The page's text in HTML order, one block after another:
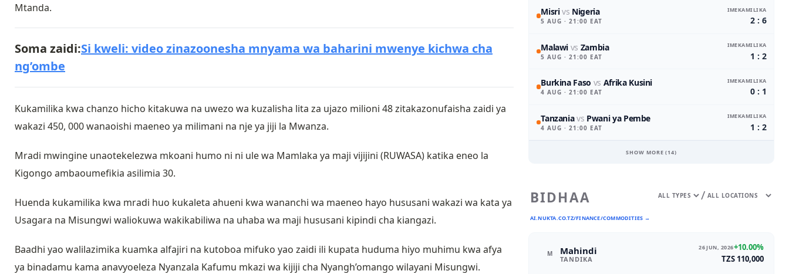
Mtanda.
Soma zaidi:Si kweli: video zinazoonesha mnyama wa baharini mwenye kichwa cha
ng’ombe
Kukamilika kwa chanzo hicho kitakuwa na uwezo wa kuzalisha lita za ujazo milioni 48 zitakazonufaisha zaidi ya
wakazi 450, 000 wanaoishi maeneo ya milimani na nje ya jiji la Mwanza.
Mradi mwingine unaotekelezwa mkoani humo ni ni ule wa Mamlaka ya maji vijijini (RUWASA) katika eneo la
Kigongo ambaoumefikia asilimia 30.
Huenda kukamilika kwa mradi huo kukaleta ahueni kwa wananchi wa maeneo hayo hususani wakazi wa kata ya
Usagara na Misungwi waliokuwa wakikabiliwa na uhaba wa maji hususani kipindi cha kiangazi.
Baadhi yao walilazimika kuamka alfajiri na kutoboa mifuko yao zaidi ili kupata huduma hiyo muhimu kwa afya
ya binadamu kama anavyoeleza Nyanzala Kafumu mkazi wa kijiji cha Nyangh’omango wilayani Misungwi.
Misrivs Nigeria
5 AUG · 21:00 EAT
IMEKAMILIKA
2 : 6
Malawi vs Zambia
5 AUG · 21:00 EAT
IMEKAMILIKA
1 : 2
Burkina Faso vs Afrika Kusini
4 AUG · 21:00 EAT
IMEKAMILIKA
0 : 1
Tanzaniavs Pwani ya Pembe
4 AUG · 21:00 EAT
IMEKAMILIKA
1 : 2
SHOW MORE (14)
BIDHAA
AI.NUKTA.CO.TZ/FINANCE/COMMODITIES →
/
M Mahindi
TANDIKA
26 JUN, 2026+10.00%
TZS 110,000